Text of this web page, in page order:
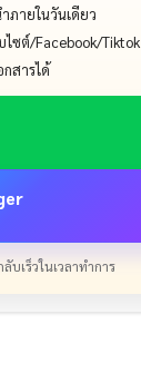
ภายในวันเดียว
ไซต์/Facebook/Tiktok
กสารได้
บเร็วในเวลาทำการ